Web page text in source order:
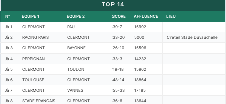
TOP 14
N° EQUIPE 1 EQUIPE 2 SCORE AFFLUENCE LIEU
Jà 1 CLERMONT PAU 39-7 15992
Jà 2 RACING PARIS CLERMONT 33-20 5000 Creteil Stade Duvauchelle
Jà 3 CLERMONT BAYONNE 26-10 15596
Jà 4 PERPIGNAN CLERMONT 33-3 14232
Jà 5 CLERMONT TOULON 19-18 15962
Jà 6 TOULOUSE CLERMONT 48-14 18864
Jà 7 CLERMONT VANNES 55-33 17185
Jà 8 STADE FRANCAIS CLERMONT 36-6 13644